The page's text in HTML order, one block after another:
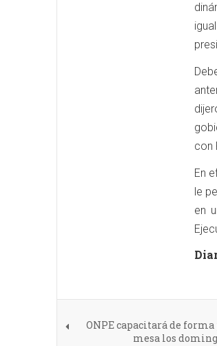
con
En
le
en
ONPE capacitará de
mesa los